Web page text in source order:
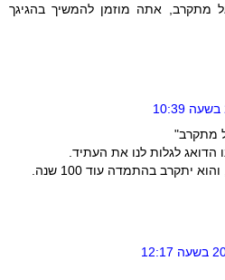
מתקרב, אתה מוזמן להמשיך בהגיגך
מתקרב"
הדואג לגלות לנו את העתיד.
יתקרב בהתמדה עוד 100 שנה.